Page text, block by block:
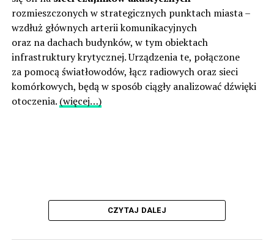
rozmieszczonych w strategicznych punktach miasta –
wzdłuż głównych arterii komunikacyjnych
oraz na dachach budynków, w tym obiektach
infrastruktury krytycznej. Urządzenia te, połączone
za pomocą światłowodów, łącz radiowych oraz sieci
komórkowych, będą w sposób ciągły analizować dźwięki
otoczenia. (więcej…)
CZYTAJ DALEJ